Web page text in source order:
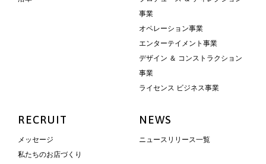
事業
オペレーション事業
エンターテイメント事業
デザイン ＆ コンストラクション
事業
ライセンス ビジネス事業
RECRUIT
メッセージ
私たちのお店づくり
NEWS
ニュースリリース一覧